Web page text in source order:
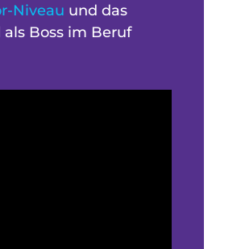
Niveau und das
Boss im Beruf